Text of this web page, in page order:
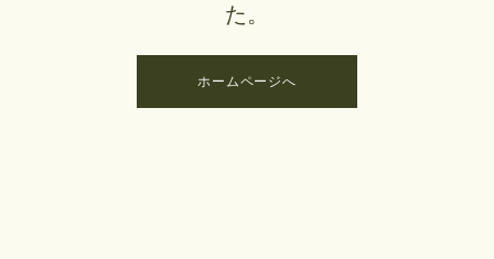
た。
ホームページへ